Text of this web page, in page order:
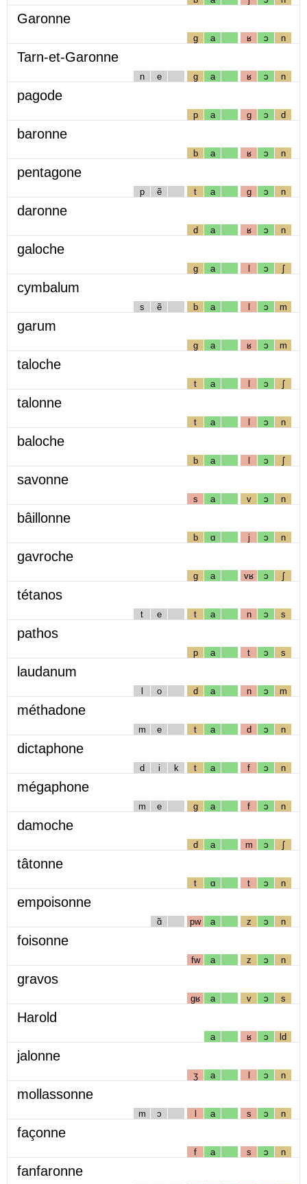
Garonne
g a ʁ ɔ n
Tarn-et-Garonne
n e g a ʁ ɔ n
pagode
p a g ɔ d
baronne
b a ʁ ɔ n
pentagone
p ẽ t a g ɔ n
daronne
d a ʁ ɔ n
galoche
g a l ɔ ʃ
cymbalum
s ẽ b a l ɔ m
garum
g a ʁ ɔ m
taloche
t a l ɔ ʃ
talonne
t a l ɔ n
baloche
b a l ɔ ʃ
savonne
s a v ɔ n
bâillonne
b ɑ j ɔ n
gavroche
g a vʁ ɔ ʃ
tétanos
t e t a n ɔ s
pathos
p a t ɔ s
laudanum
l o d a n ɔ m
méthadone
m e t a d ɔ n
dictaphone
d i k t a f ɔ n
mégaphone
m e g a f ɔ n
damoche
d a m ɔ ʃ
tâtonne
t ɑ t ɔ n
empoisonne
ɑ̃ pw a z ɔ n
foisonne
fw a z ɔ n
gravos
gʁ a v ɔ s
Harold
a ʁ ɔ ld
jalonne
ʒ a l ɔ n
mollassonne
m ɔ l a s ɔ n
façonne
f a s ɔ n
fanfaronne